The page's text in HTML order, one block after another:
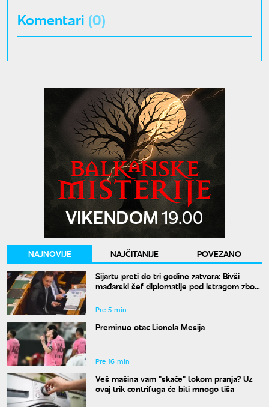
Komentari (0)
NAJNOVIJE NAJČITANIJE
POVEZANO
Sijartu preti do tri godine zatvora: Bivši
mađarski šef diplomatije pod istragom zbog
Pre 5 min
Preminuo otac Lionela Mesija
Pre 16 min
Veš mašina vam "skače" tokom pranja? Uz
ovaj trik centrifuga će biti mnogo tiša